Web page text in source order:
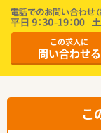
この求人に
問い合わせる
こ